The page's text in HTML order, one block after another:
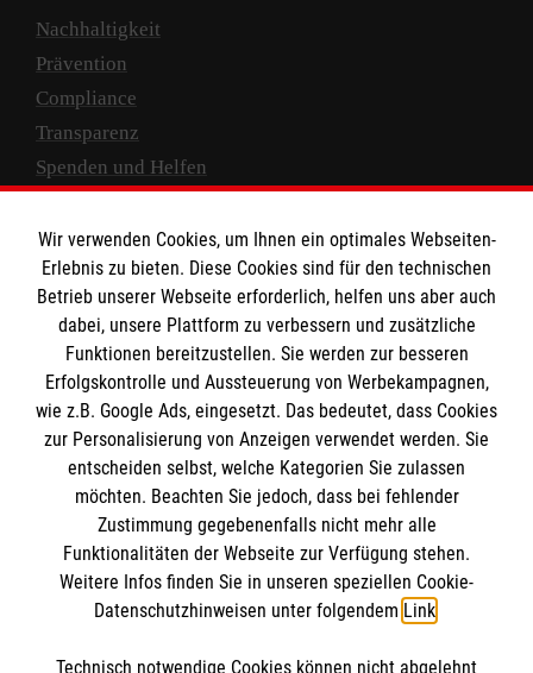
Nachhaltigkeit
Prävention
Compliance
Transparenz
Spenden und Helfen
Empfänger: Malteser Hilfsdienst e.V.
IBAN: DE10 3706 0120 1201 2000 12
BIC: GENODED 1PA7
Newsletter abonnieren
Wir verwenden Cookies, um Ihnen ein optimales Webseiten-
Erlebnis zu bieten. Diese Cookies sind für den technischen
Betrieb unserer Webseite erforderlich, helfen uns aber auch
dabei, unsere Plattform zu verbessern und zusätzliche
Funktionen bereitzustellen. Sie werden zur besseren
Erfolgskontrolle und Aussteuerung von Werbekampagnen,
wie z.B. Google Ads, eingesetzt. Das bedeutet, dass Cookies
zur Personalisierung von Anzeigen verwendet werden. Sie
entscheiden selbst, welche Kategorien Sie zulassen
möchten. Beachten Sie jedoch, dass bei fehlender
Zustimmung gegebenenfalls nicht mehr alle
Funktionalitäten der Webseite zur Verfügung stehen.
Weitere Infos finden Sie in unseren speziellen Cookie-
Datenschutzhinweisen unter folgendem Link.
Technisch notwendige Cookies können nicht abgelehnt